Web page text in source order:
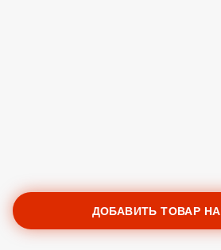
ДОБАВИТЬ ТОВАР НА